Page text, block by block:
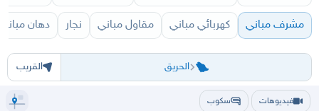
مشرف مباني كهربائي مباني مقاول مباني نجار دهان مباني
الحريق
الرياض الدوادمي القويعيةالمجمعة
القريب
فيديوهات سكوب